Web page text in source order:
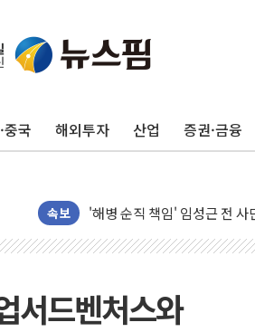
중국 해외투자 산업 증권·금융
속보
전남광주 화정역 인근 도로
청도 문수리 야산서 산불 진
헥토이노베이션, 상반기 매
우리은행, 고창해상풍력에
민병덕 "오늘 67개 점포 영
하나금융이 쏘아 올린 CIFO,
서드벤처스와